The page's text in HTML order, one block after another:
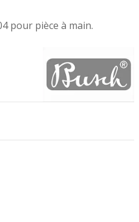
pour pièce à main.